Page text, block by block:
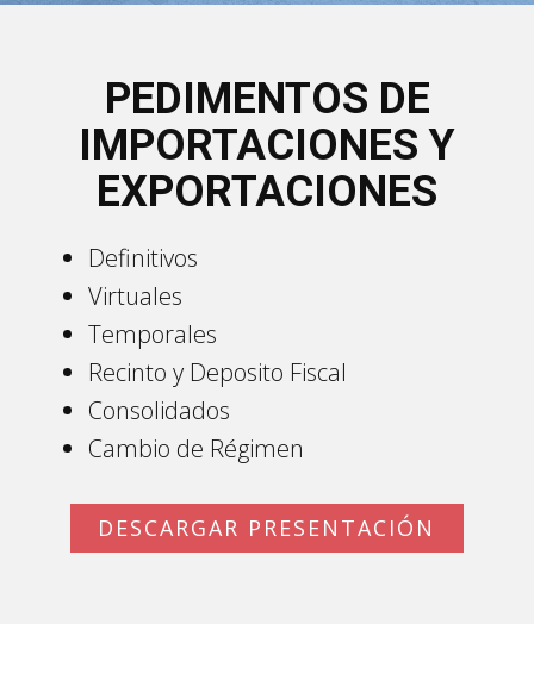
PEDIMENTOS DE
IMPORTACIONES Y
EXPORTACIONES
Definitivos
Virtuales
Temporales
Recinto y Deposito Fiscal
Consolidados
Cambio de Régimen
DESCARGAR PRESENTACIÓN